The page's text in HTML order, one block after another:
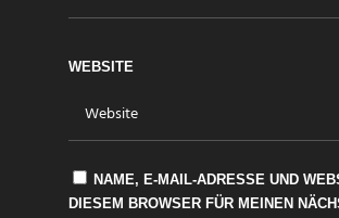
WEBSITE
NAME, E-MAIL-ADRESSE UND
DIESEM BROWSER FÜR MEINEN